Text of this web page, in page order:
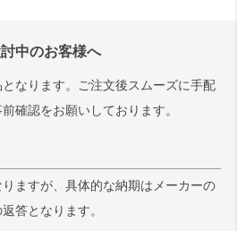
検索
中のお客様へ
なります。ご注文後スムーズに手配
確認をお願いしております。
ますが、具体的な納期はメーカーの
答となります。